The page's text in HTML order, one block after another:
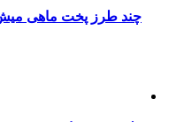
چند طرز پخت ماهی